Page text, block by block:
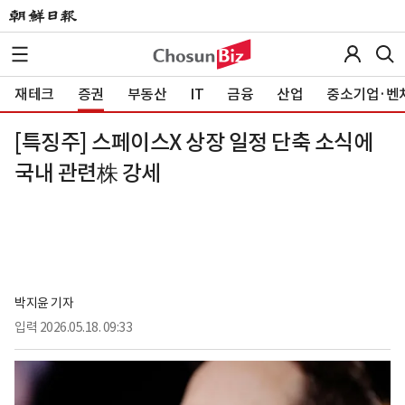
재테크 증권 부동산 IT 금융 산업 중소기업·벤
[특징주] 스페이스X 상장 일정 단축 소식에
국내 관련株 강세
박지윤 기자
입력 2026.05.18. 09:33